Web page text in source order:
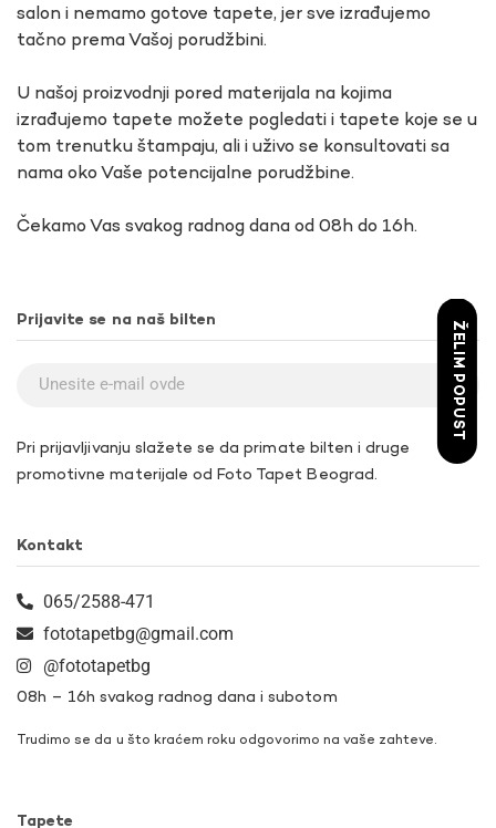
salon i nemamo gotove tapete, jer sve izrađujemo
tačno prema Vašoj porudžbini.
U našoj proizvodnji pored materijala na kojima
izrađujemo tapete možete pogledati i tapete koje se u
tom trenutku štampaju, ali i uživo se konsultovati sa
nama oko Vaše potencijalne porudžbine.
Čekamo Vas svakog radnog dana od 08h do 16h.
Prijavite se na naš bilten
Pri prijavljivanju slažete se da primate bilten i druge
promotivne materijale od Foto Tapet Beograd.
Kontakt
065/2588-471
fototapetbg@gmail.com
@fototapetbg
08h – 16h svakog radnog dana i subotom
Trudimo se da u što kraćem roku odgovorimo na vaše zahteve.
Tapete
ŽELIM POPUST